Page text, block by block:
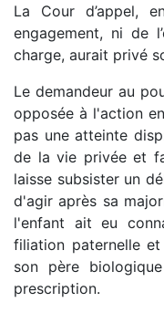
La Cour d’appel,
engagement, ni de
charge, aurait privé
Le demandeur au
opposée à l'action
pas une atteinte
de la vie privée et
laisse subsister un
d'agir après sa
l'enfant ait eu
filiation paternelle
son père
prescription.